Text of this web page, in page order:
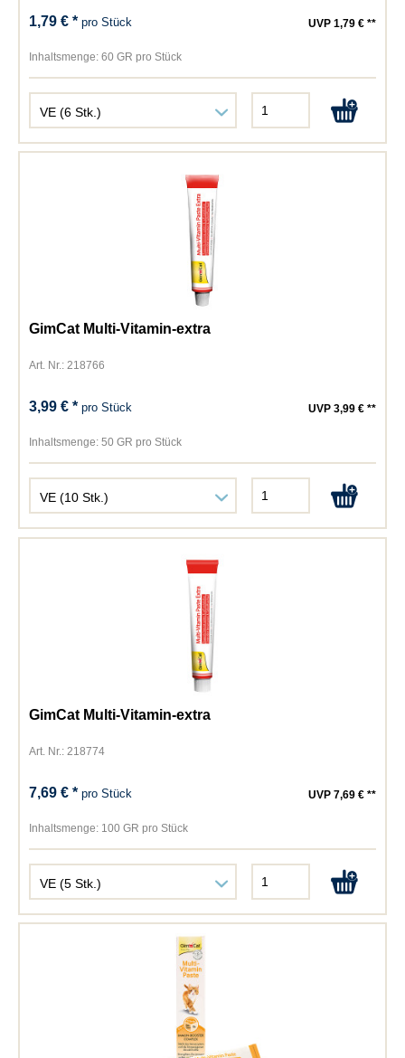
1,79 € *pro Stück UVP 1,79 € **
Inhaltsmenge: 60 GR pro Stück
GimCat Multi-Vitamin-extra
Art. Nr.: 218766
3,99 € *pro Stück UVP 3,99 € **
Inhaltsmenge: 50 GR pro Stück
GimCat Multi-Vitamin-extra
Art. Nr.: 218774
7,69 € *pro Stück UVP 7,69 € **
Inhaltsmenge: 100 GR pro Stück